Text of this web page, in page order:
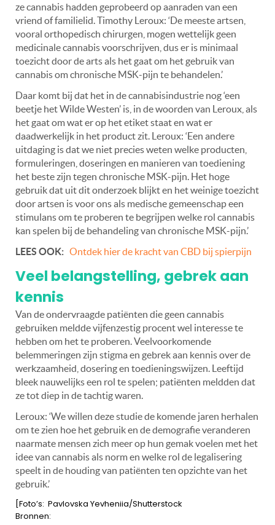
ze cannabis hadden geprobeerd op aanraden van een
vriend of familielid. Timothy Leroux: ‘De meeste artsen,
vooral orthopedisch chirurgen, mogen wettelijk geen
medicinale cannabis voorschrijven, dus er is minimaal
toezicht door de arts als het gaat om het gebruik van
cannabis om chronische MSK-pijn te behandelen.’
Daar komt bij dat het in de cannabisindustrie nog ‘een
beetje het Wilde Westen’ is, in de woorden van Leroux, als
het gaat om wat er op het etiket staat en wat er
daadwerkelijk in het product zit. Leroux: ‘Een andere
uitdaging is dat we niet precies weten welke producten,
formuleringen, doseringen en manieren van toediening
het beste zijn tegen chronische MSK-pijn. Het hoge
gebruik dat uit dit onderzoek blijkt en het weinige toezicht
door artsen is voor ons als medische gemeenschap een
stimulans om te proberen te begrijpen welke rol cannabis
kan spelen bij de behandeling van chronische MSK-pijn.’
LEES OOK: Ontdek hier de kracht van CBD bij spierpijn
Veel belangstelling, gebrek aan
kennis
Van de ondervraagde patiënten die geen cannabis
gebruiken meldde vijfenzestig procent wel interesse te
hebben om het te proberen. Veelvoorkomende
belemmeringen zijn stigma en gebrek aan kennis over de
werkzaamheid, dosering en toedieningswijzen. Leeftijd
bleek nauwelijks een rol te spelen; patiënten meldden dat
ze tot diep in de tachtig waren.
Leroux: ‘We willen deze studie de komende jaren herhalen
om te zien hoe het gebruik en de demografie veranderen
naarmate mensen zich meer op hun gemak voelen met het
idee van cannabis als norm en welke rol de legalisering
speelt in de houding van patiënten ten opzichte van het
gebruik.’
[Foto’s: Pavlovska Yevheniia/Shutterstock
Bronnen: